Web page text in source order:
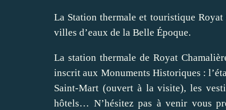
La Station thermale et touristique
villes d’eaux de la Belle Époque.
La station thermale de Royat
inscrit aux Monuments Historiques :
Saint-Mart (ouvert à la visite), les
hôtels… N’hésitez pas à venir vous